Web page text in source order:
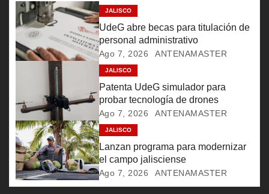
ó
n
d
e
n
t
r
JALISCO
UdeG abre becas para titulación de
personal administrativo
Ago 7, 2026 ANTENAMASTER
JALISCO
Patenta UdeG simulador para
probar tecnología de drones
Ago 7, 2026 ANTENAMASTER
JALISCO
Lanzan programa para modernizar
el campo jalisciense
Ago 7, 2026 ANTENAMASTER